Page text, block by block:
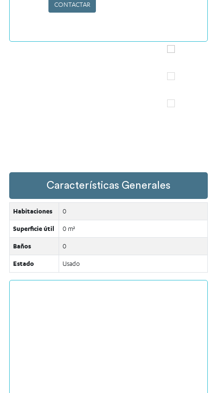
CONTACTAR
Características Generales
Habitaciones 0
Superficie útil 0 m²
Baños 0
Estado Usado